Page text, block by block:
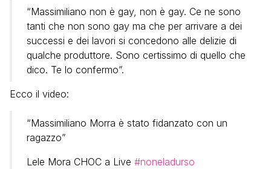
“Massimiliano non è gay, non è gay. Ce ne sono
tanti che non sono gay ma che per arrivare a dei
successi e dei lavori si concedono alle delizie di
qualche produttore. Sono certissimo di quello che
dico. Te lo confermo”.
Ecco il video:
“Massimiliano Morra è stato fidanzato con un
ragazzo”
Lele Mora CHOC a Live #noneladurso